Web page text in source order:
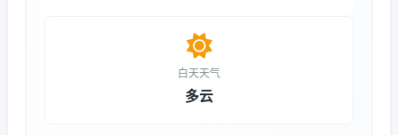
白天天气
多云